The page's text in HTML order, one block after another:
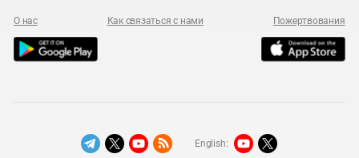
О нас Как связаться с нами Пожертвования
English: